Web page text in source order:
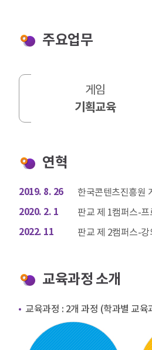
주요업무
게임
기획교육
연혁
2019. 8. 26 한국콘텐츠진흥원
2020. 2. 1 판교 제 1캠퍼스-
2022. 11 판교 제 2캠퍼스-
교육과정 소개
교육과정 : 2개 과정 (학과별 교